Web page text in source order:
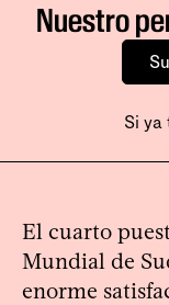
Nuestro
Si ya
El cuarto
Mundial de
enorme